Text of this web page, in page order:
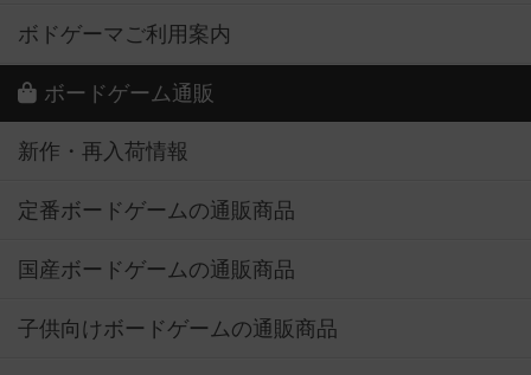
ボドゲーマご利用案内
ボードゲーム通販
新作・再入荷情報
定番ボードゲームの通販商品
国産ボードゲームの通販商品
子供向けボードゲームの通販商品